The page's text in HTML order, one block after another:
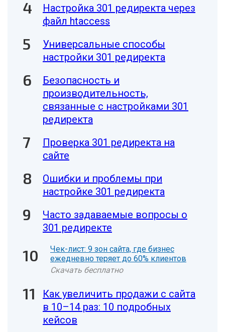
Настройка 301 редиректа через
файл htaccess
Универсальные способы
настройки 301 редиректа
Безопасность и
производительность,
связанные с настройками 301
редиректа
Проверка 301 редиректа на
сайте
Ошибки и проблемы при
настройке 301 редиректа
Часто задаваемые вопросы о
301 редиректе
Чек-лист: 9 зон сайта, где бизнес
ежедневно теряет до 60% клиентов
Скачать бесплатно
Как увеличить продажи с сайта
в 10–14 раз: 10 подробных
кейсов